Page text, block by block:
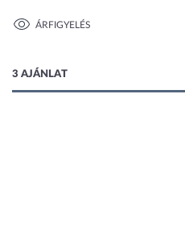
ÁRFIGYELÉS
3 AJÁNLAT